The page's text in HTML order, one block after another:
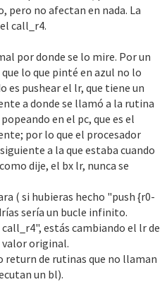
del Registro R0 (valor de la
la Tabla
constante y le doy el valor de
de la tabla)
la variable por 0xC para obtener
la tabla al número de entrada
tileset de la entrada
base para el BG0
LZ77 de la fuente R0 al
4bytes para cargar la RAW
la RAW de la entrada
base para el BG0
en LZ77 de la fuente R0 al
pero no afectan en nada. La
call_r4.
por donde se lo mire. Por un
lo que pinté en azul no lo
es pushear el lr, que tiene un
a donde se llamó a la rutina
en el pc, que es el
por lo que el procesador
a la que estaba cuando
dije, el bx lr, nunca se
( si hubieras hecho "push {r0-
sería un bucle infinito.
estás cambiando el lr de
valor original.
de rutinas que no llaman
un bl).